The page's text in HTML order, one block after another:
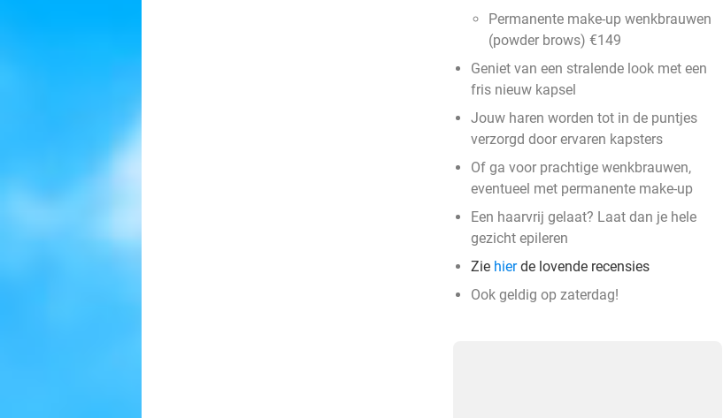
Permanente make-up wenkbrauwen
(powder brows) €149
Geniet van een stralende look met een
fris nieuw kapsel
Jouw haren worden tot in de puntjes
verzorgd door ervaren kapsters
Of ga voor prachtige wenkbrauwen,
eventueel met permanente make-up
Een haarvrij gelaat? Laat dan je hele
gezicht epileren
Zie hierde lovende recensies
Ook geldig op zaterdag!